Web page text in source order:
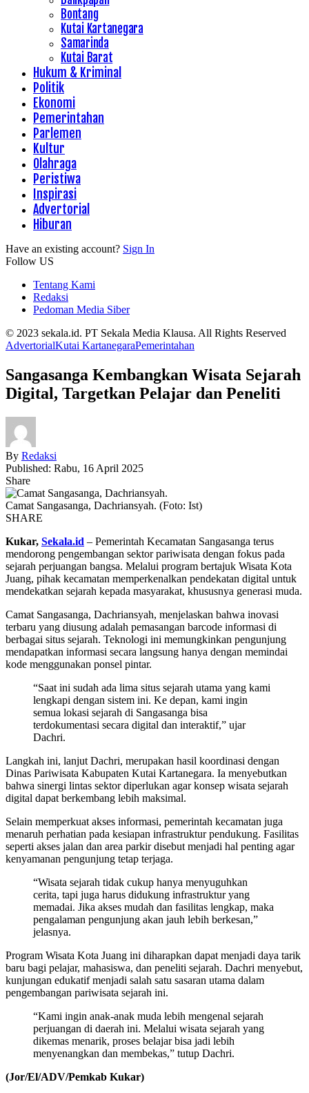
Bontang
Kutai Kartanegara
Samarinda
Kutai Barat
Hukum & Kriminal
Politik
Ekonomi
Pemerintahan
Parlemen
Kultur
Olahraga
Peristiwa
Inspirasi
Advertorial
Hiburan
Have an existing account? Sign In
Follow US
Tentang Kami
Redaksi
Pedoman Media Siber
© 2023 sekala.id. PT Sekala Media Klausa. All Rights Reserved
AdvertorialKutai KartanegaraPemerintahan
Sangasanga Kembangkan Wisata Sejarah
Digital, Targetkan Pelajar dan Peneliti
By Redaksi
Published: Rabu, 16 April 2025
Share
Camat Sangasanga, Dachriansyah. (Foto: Ist)
SHARE
Kukar, Sekala.id – Pemerintah Kecamatan Sangasanga terus
mendorong pengembangan sektor pariwisata dengan fokus pada
sejarah perjuangan bangsa. Melalui program bertajuk Wisata Kota
Juang, pihak kecamatan memperkenalkan pendekatan digital untuk
mendekatkan sejarah kepada masyarakat, khususnya generasi muda.
Camat Sangasanga, Dachriansyah, menjelaskan bahwa inovasi
terbaru yang diusung adalah pemasangan barcode informasi di
berbagai situs sejarah. Teknologi ini memungkinkan pengunjung
mendapatkan informasi secara langsung hanya dengan memindai
kode menggunakan ponsel pintar.
“Saat ini sudah ada lima situs sejarah utama yang kami
lengkapi dengan sistem ini. Ke depan, kami ingin
semua lokasi sejarah di Sangasanga bisa
terdokumentasi secara digital dan interaktif,” ujar
Dachri.
Langkah ini, lanjut Dachri, merupakan hasil koordinasi dengan
Dinas Pariwisata Kabupaten Kutai Kartanegara. Ia menyebutkan
bahwa sinergi lintas sektor diperlukan agar konsep wisata sejarah
digital dapat berkembang lebih maksimal.
Selain memperkuat akses informasi, pemerintah kecamatan juga
menaruh perhatian pada kesiapan infrastruktur pendukung. Fasilitas
seperti akses jalan dan area parkir disebut menjadi hal penting agar
kenyamanan pengunjung tetap terjaga.
“Wisata sejarah tidak cukup hanya menyuguhkan
cerita, tapi juga harus didukung infrastruktur yang
memadai. Jika akses mudah dan fasilitas lengkap, maka
pengalaman pengunjung akan jauh lebih berkesan,”
jelasnya.
Program Wisata Kota Juang ini diharapkan dapat menjadi daya tarik
baru bagi pelajar, mahasiswa, dan peneliti sejarah. Dachri menyebut,
kunjungan edukatif menjadi salah satu sasaran utama dalam
pengembangan pariwisata sejarah ini.
“Kami ingin anak-anak muda lebih mengenal sejarah
perjuangan di daerah ini. Melalui wisata sejarah yang
dikemas menarik, proses belajar bisa jadi lebih
menyenangkan dan membekas,” tutup Dachri.
(Jor/El/ADV/Pemkab Kukar)